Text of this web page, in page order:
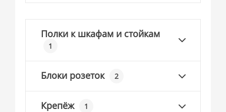
Полки к шкафам и стойкам
1
Блоки розеток 2
Крепёж 1